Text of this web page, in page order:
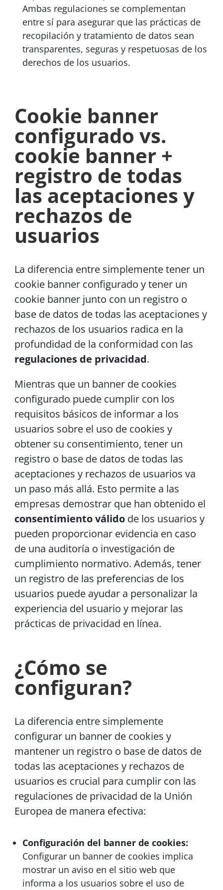
Ambas regulaciones se complementan
entre sí para asegurar que las prácticas de
recopilación y tratamiento de datos sean
transparentes, seguras y respetuosas de los
derechos de los usuarios.
Cookie banner
configurado vs.
cookie banner +
registro de todas
las aceptaciones y
rechazos de
usuarios
La diferencia entre simplemente tener un
cookie banner configurado y tener un
cookie banner junto con un registro o
base de datos de todas las aceptaciones y
rechazos de los usuarios radica en la
profundidad de la conformidad con las
regulaciones de privacidad.
Mientras que un banner de cookies
configurado puede cumplir con los
requisitos básicos de informar a los
usuarios sobre el uso de cookies y
obtener su consentimiento, tener un
registro o base de datos de todas las
aceptaciones y rechazos de usuarios va
un paso más allá. Esto permite a las
empresas demostrar que han obtenido el
consentimiento válido de los usuarios y
pueden proporcionar evidencia en caso
de una auditoría o investigación de
cumplimiento normativo. Además, tener
un registro de las preferencias de los
usuarios puede ayudar a personalizar la
experiencia del usuario y mejorar las
prácticas de privacidad en línea.
¿Cómo se
configuran?
La diferencia entre simplemente
configurar un banner de cookies y
mantener un registro o base de datos de
todas las aceptaciones y rechazos de
usuarios es crucial para cumplir con las
regulaciones de privacidad de la Unión
Europea de manera efectiva:
Configuración del banner de cookies:
Configurar un banner de cookies implica
mostrar un aviso en el sitio web que
informa a los usuarios sobre el uso de